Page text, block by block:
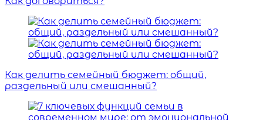
Как делить семейный бюджет: общий,
раздельный или смешанный?